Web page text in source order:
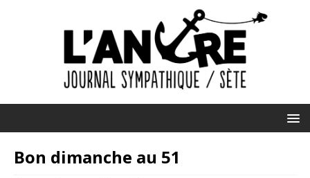
Bon dimanche au 51